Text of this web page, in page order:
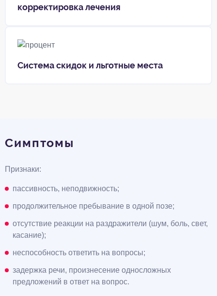
корректировка лечения
Система скидок и льготные места
Симптомы
Признаки:
пассивность, неподвижность;
продолжительное пребывание в одной позе;
отсутствие реакции на раздражители (шум, боль, свет,
касание);
неспособность ответить на вопросы;
задержка речи, произнесение односложных
предложений в ответ на вопрос.